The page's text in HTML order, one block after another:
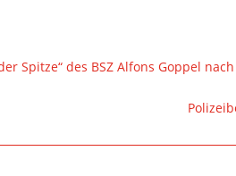
Spitze“ des BSZ Alfons Goppel